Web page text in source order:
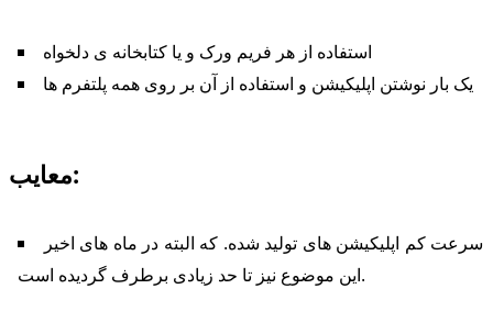
استفاده از هر فریم ورک و یا کتابخانه ی دلخواه
یک بار نوشتن اپلیکیشن و استفاده از آن بر روی همه پلتفرم ها
معایب:
سرعت کم اپلیکیشن های تولید شده. که البته در ماه های اخیر
این موضوع نیز تا حد زیادی برطرف گردیده است.